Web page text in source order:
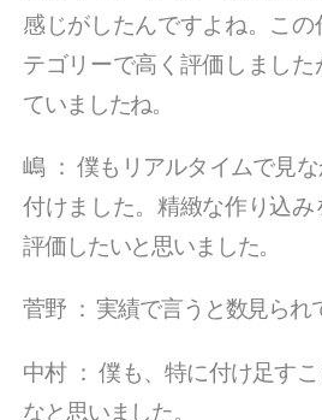
感じがしたんですよね。この
テゴリーで高く評価しまし
ていましたね。
嶋 ：僕もリアルタイムで見
付けました。精緻な作り込
評価したいと思いました。
菅野：実績で言うと数見られ
中村：僕も、特に付け足す
なと思いました。